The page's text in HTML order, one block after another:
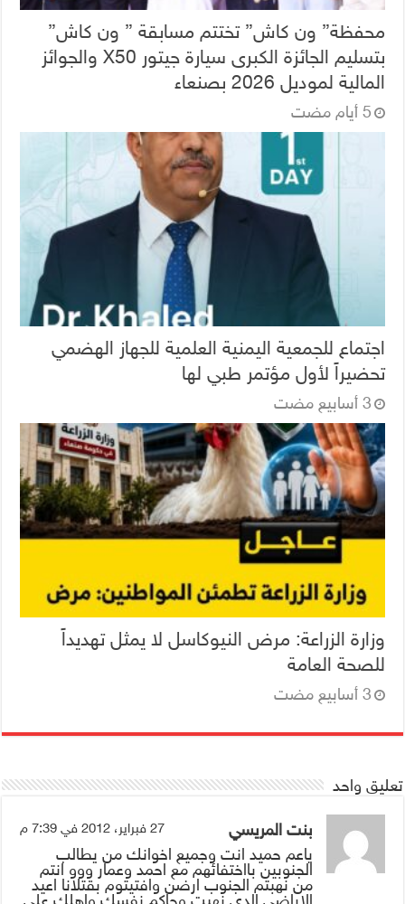
محفظة” ون كاش” تختتم مسابقة ” ون كاش”
بتسليم الجائزة الكبرى سيارة جيتور X50 والجوائز
المالية لموديل 2026 بصنعاء
اجتماع للجمعية اليمنية العلمية للجهاز الهضمي
تحضيراً لأول مؤتمر طبي لها
وزارة الزراعة: مرض النيوكاسل لا يمثل تهديداً
للصحة العامة
تعليق واحد
بنت المريسي 27 فبراير، 2012 في 7:39 م
ياعم حميد انت وجميع اخوانك من يطالب
الجنوبين بااختفائهم مع احمد وعمار ووو انتم
من نهبتم الجنوب ارضن وافتيتوم بقتلانا اعيد